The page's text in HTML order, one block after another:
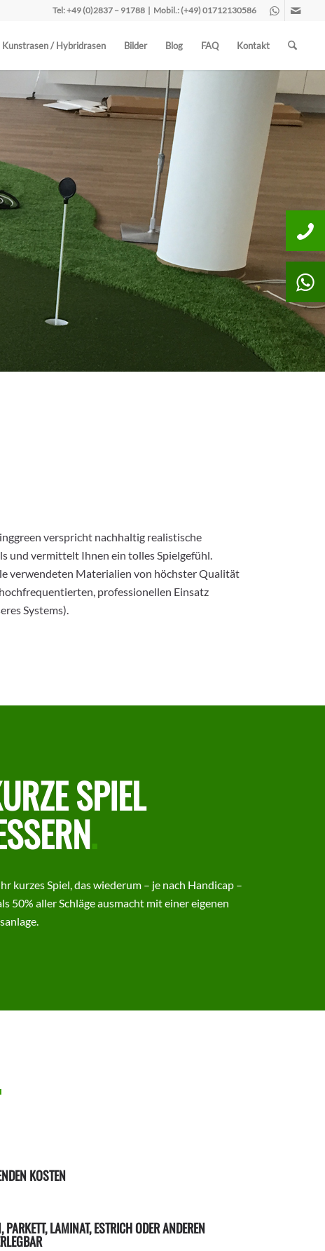
Tel:+49 (0)2837 – 91788 | Mobil.: (+49) 01712130586
Kunstrasen / Hybridrasen Bilder Blog FAQ Kontakt
verspricht nachhaltig realistische
und vermittelt Ihnen ein tolles Spielgefühl.
verwendeten Materialien von höchster Qualität
professionellen Einsatz
Systems).
SPIEL
.
kurzes Spiel, das wiederum – je nach Handicap –
50% aller Schläge ausmacht mit einer eigenen
KOSTEN
PARKETT, LAMINAT, ESTRICH ODER ANDEREN